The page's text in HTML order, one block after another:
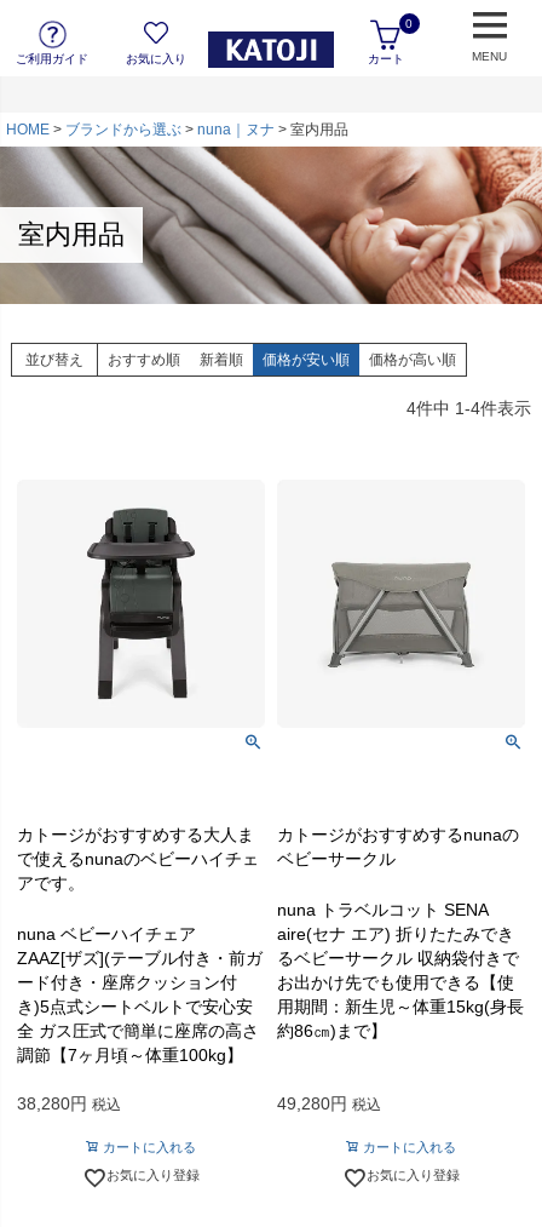
ご利用ガイド お気に入り カート
0
MENU
HOME ブランドから選ぶ nuna｜ヌナ 室内用品
室内用品
並び替え おすすめ順 新着順 価格が安い順 価格が高い順
4件中 1-4件表示
カトージがおすすめする大人ま
で使えるnunaのベビーハイチェ
アです。
nuna ベビーハイチェア
ZAAZ[ザズ](テーブル付き・前ガ
ード付き・座席クッション付
き)5点式シートベルトで安心安
全 ガス圧式で簡単に座席の高さ
調節【7ヶ月頃～体重100kg】
38,280 税込
カートに入れる
お気に入り登録
カトージがおすすめするnunaの
ベビーサークル
nuna トラベルコット SENA
aire(セナ エア) 折りたたみでき
るベビーサークル 収納袋付きで
お出かけ先でも使用できる【使
用期間：新生児～体重15kg(身長
約86㎝)まで】
49,280 税込
カートに入れる
お気に入り登録